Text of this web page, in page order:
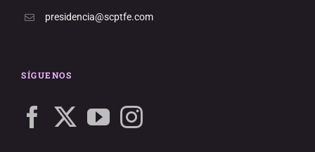
presidencia@scptfe.com
SÍGUENOS